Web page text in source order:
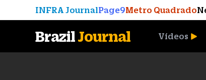
INFRA JournalPage9Metro Quadrado
BrazilJournal Vídeos